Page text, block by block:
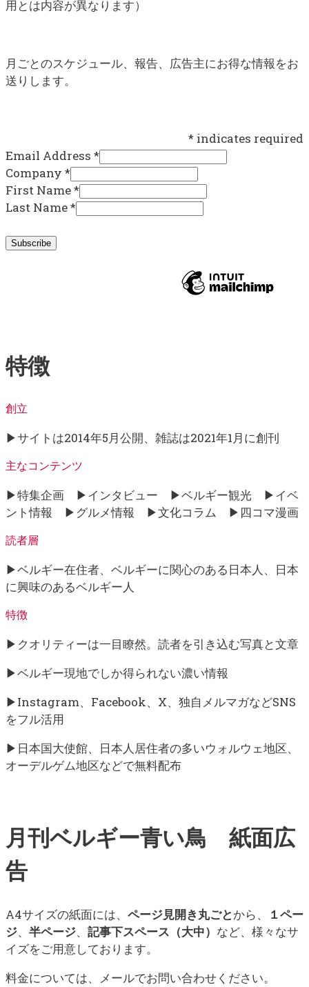
用とは内容が異なります）
月ごとのスケジュール、報告、広告主にお得な情報をお
送りします。
* indicates required
Email Address *
Company *
First Name*
Last Name*
特徴
創立
▶サイトは2014年5月公開、雑誌は2021年1月に創刊
主なコンテンツ
▶特集企画 ▶インタビュー ▶ベルギー観光 ▶イベ
ント情報 ▶グルメ情報 ▶文化コラム ▶四コマ漫画
読者層
▶ベルギー在住者、ベルギーに関心のある日本人、日本
に興味のあるベルギー人
特徴
▶クオリティーは一目瞭然。読者を引き込む写真と文章
▶ベルギー現地でしか得られない濃い情報
▶Instagram、Facebook、X、独自メルマガなどSNS
をフル活用
▶日本国大使館、日本人居住者の多いウォルウェ地区、
オーデルゲム地区などで無料配布
月刊ベルギー青い鳥 紙面広
告
A4サイズの紙面には、 ページ見開き丸ごとから、
１ペー
ジ、 半ページ、 記事下スペース（大中） など、様々なサ
イズをご用意しております。
料金については、メールでお問い合わせください。